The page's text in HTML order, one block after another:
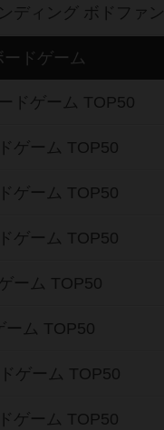
ディング ボドファン
ドゲーム
ドゲーム TOP50
ゲーム TOP50
ゲーム TOP50
ゲーム TOP50
ーム TOP50
ーム TOP50
ゲーム TOP50
ゲーム TOP50